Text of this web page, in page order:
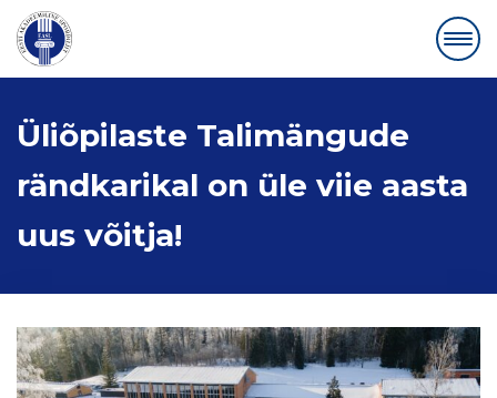
Üliõpilaste Talimängude
rändkarikal on üle viie aasta
uus võitja!